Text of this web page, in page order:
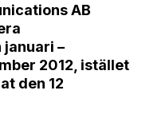
AB
–
2012, istället
den 12